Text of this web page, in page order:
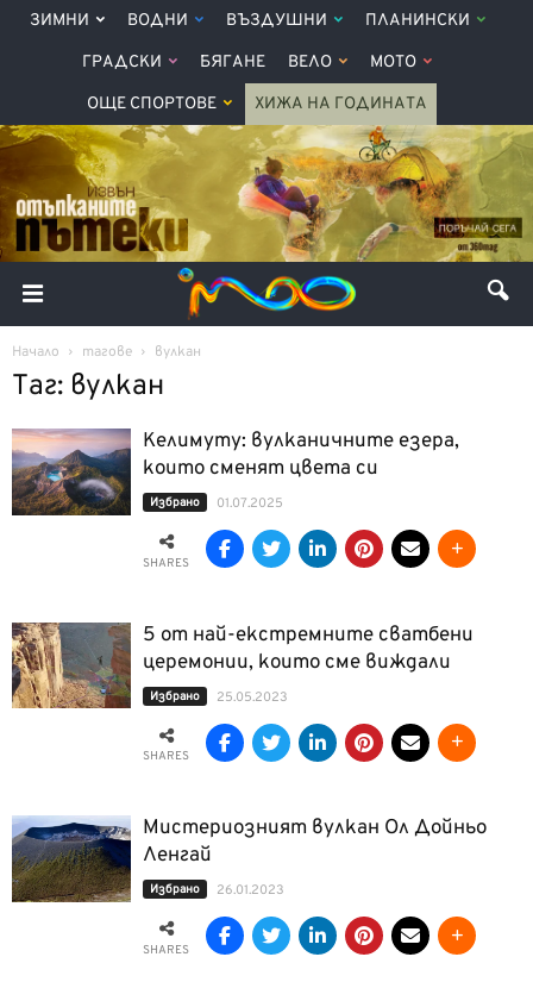
ЗИМНИ ВОДНИ ВЪЗДУШНИ ПЛАНИНСКИ
ГРАДСКИ БЯГАНЕ ВЕЛО МОТО
ОЩЕ СПОРТОВЕ ХИЖА НА ГОДИНАТА
Начало тагове вулкан
Таг: вулкан
Келимуту: вулканичните езера,
които сменят цвета си
Избрано 01.07.2025
SHARES
5 от най-екстремните сватбени
церемонии, които сме виждали
Избрано 25.05.2023
SHARES
Мистериозният вулкан Ол Дойньо
Ленгай
Избрано 26.01.2023
SHARES